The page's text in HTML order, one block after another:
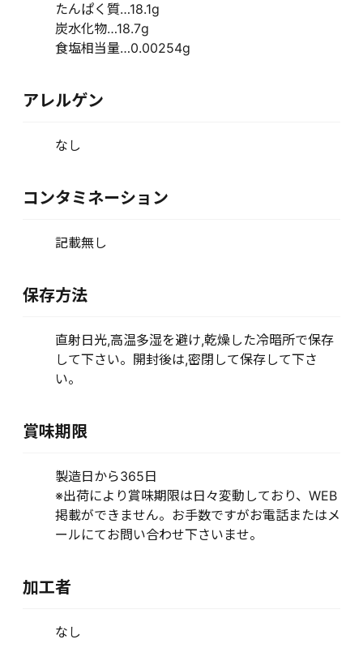
たんぱく質…18.1g
炭水化物…18.7g
食塩相当量…0.00254g
アレルゲン
なし
コンタミネーション
記載無し
保存方法
直射日光,高温多湿を避け,乾燥した冷暗所で保存
して下さい。開封後は,密閉して保存して下さ
い。
賞味期限
製造日から365日
※出荷により賞味期限は日々変動しており、WEB
掲載ができません。お手数ですがお電話またはメ
ールにてお問い合わせ下さいませ。
加工者
なし